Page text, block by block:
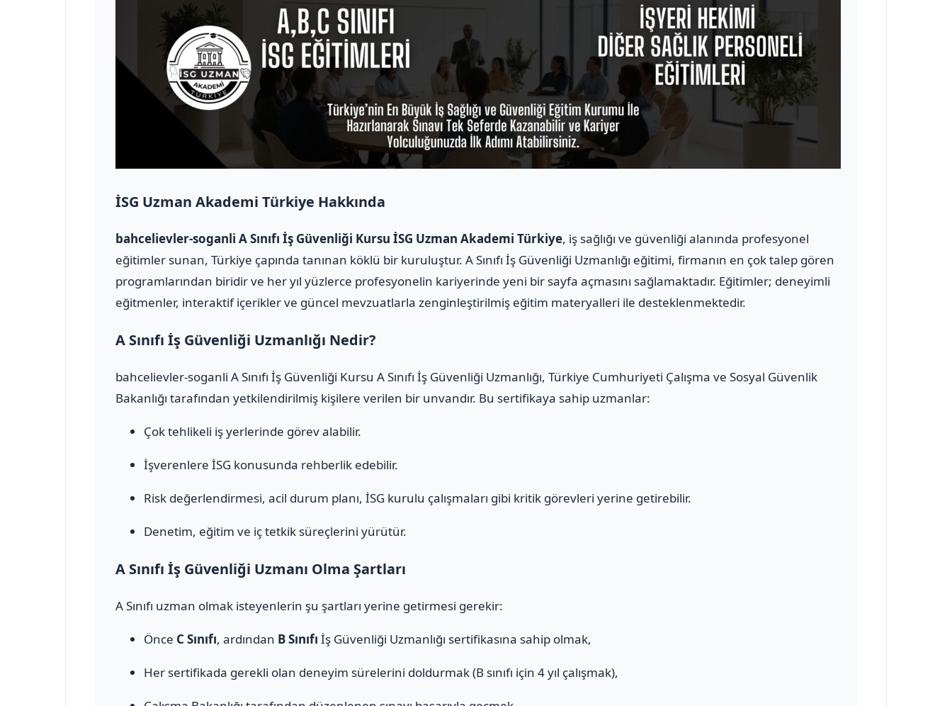
İSG Uzman Akademi Türkiye Hakkında
bahcelievler-soganli A Sınıfı İş Güvenliği Kursu İSG Uzman Akademi Türkiye, iş sağlığı ve güvenliği alanında profesyonel
eğitimler sunan, Türkiye çapında tanınan köklü bir kuruluştur. A Sınıfı İş Güvenliği Uzmanlığı eğitimi, firmanın en çok talep gören
programlarından biridir ve her yıl yüzlerce profesyonelin kariyerinde yeni bir sayfa açmasını sağlamaktadır. Eğitimler; deneyimli
eğitmenler, interaktif içerikler ve güncel mevzuatlarla zenginleştirilmiş eğitim materyalleri ile desteklenmektedir.
A Sınıfı İş Güvenliği Uzmanlığı Nedir?
bahcelievler-soganli A Sınıfı İş Güvenliği Kursu A Sınıfı İş Güvenliği Uzmanlığı, Türkiye Cumhuriyeti Çalışma ve Sosyal Güvenlik
Bakanlığı tarafından yetkilendirilmiş kişilere verilen bir unvandır. Bu sertifikaya sahip uzmanlar:
Çok tehlikeli iş yerlerinde görev alabilir.
İşverenlere İSG konusunda rehberlik edebilir.
Risk değerlendirmesi, acil durum planı, İSG kurulu çalışmaları gibi kritik görevleri yerine getirebilir.
Denetim, eğitim ve iç tetkik süreçlerini yürütür.
A Sınıfı İş Güvenliği Uzmanı Olma Şartları
A Sınıfı uzman olmak isteyenlerin şu şartları yerine getirmesi gerekir:
Önce C Sınıfı, ardından B Sınıfı İş Güvenliği Uzmanlığı sertifikasına sahip olmak,
Her sertifikada gerekli olan deneyim sürelerini doldurmak (B sınıfı için 4 yıl çalışmak),